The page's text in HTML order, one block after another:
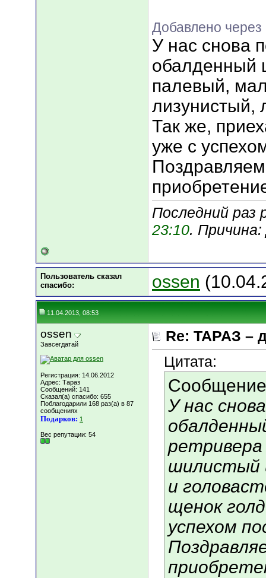
Добавлено
У нас снова
обалденный
палевый,
лизунистый,
Так же,
уже с
Последний раз
23:10.
Пользователь сказал
cпасибо:
ossen
11.04.2013, 08:53
ossen
Завсегдатай
Регистрация: 14.06.2012
Адрес: Тараз
Сообщений: 141
Сказал(а) спасибо: 655
Поблагодарили 168 раз(а) в 87
сообщениях
Подарков: 1
Вес репутации: 54
Re: ТАРАЗ –
Цитата:
У нас
ретривера
шилистый
и
щенок
успехом